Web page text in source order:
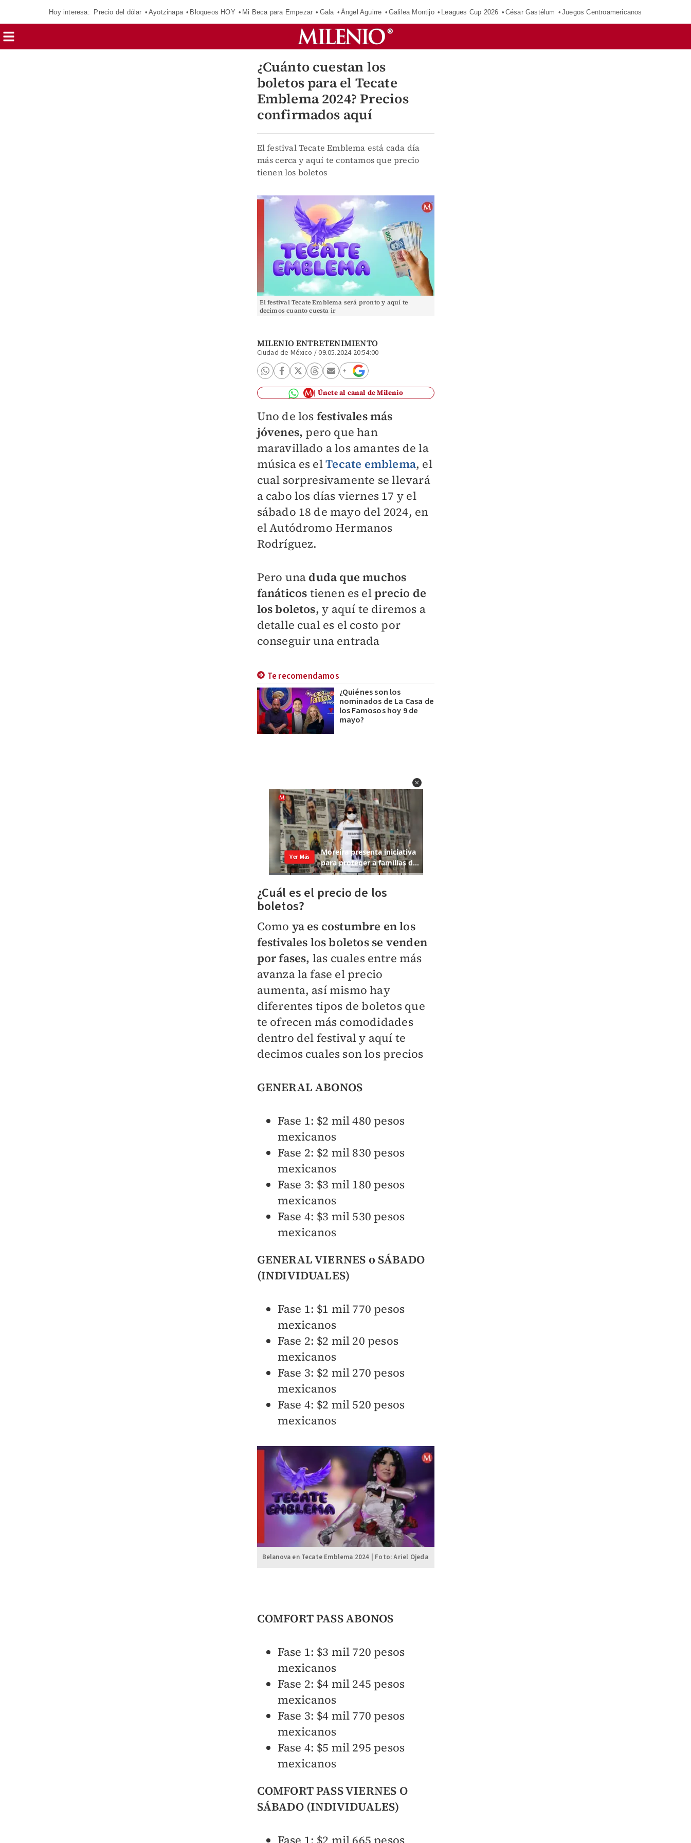
Hoy interesa: Precio del dólar Ayotzinapa Bloqueos HOY Mi Beca para Empezar Gala Ángel Aguirre Galilea Montijo Leagues Cup 2026 César Gastélum Juegos Centroamericanos
¿Cuánto cuestan los
boletos para el Tecate
Emblema 2024? Precios
confirmados aquí
El festival Tecate Emblema está cada día
más cerca y aquí te contamos que precio
tienen los boletos
El festival Tecate Emblema será pronto y aquí te
decimos cuanto cuesta ir
MILENIO ENTRETENIMIENTO
Ciudad de México /09.05.2024 20:54:00
Únete al canal de Milenio
Uno de los festivales más
jóvenes, pero que han
maravillado a los amantes de la
música es elTecate emblema, el
cual sorpresivamente se llevará
a cabo los días viernes 17 y el
sábado 18 de mayo del 2024, en
el Autódromo Hermanos
Rodríguez.
Pero una duda que muchos
fanáticos tienen es elprecio de
los boletos, y aquí te diremos a
detalle cual es el costo por
conseguir una entrada
Te recomendamos
¿Quiénes son los
nominados de La Casa de
los Famosos hoy 9 de
mayo?
¿Cuál es el precio de los
boletos?
Como ya es costumbre en los
festivales los boletos se venden
por fases, las cuales entre más
avanza la fase el precio
aumenta, así mismo hay
diferentes tipos de boletos que
te ofrecen más comodidades
dentro del festival y aquí te
decimos cuales son los precios
GENERAL ABONOS
Fase 1: $2 mil 480 pesos
mexicanos
Fase 2: $2 mil 830 pesos
mexicanos
Fase 3: $3 mil 180 pesos
mexicanos
Fase 4: $3 mil 530 pesos
mexicanos
GENERAL VIERNES o SÁBADO
(INDIVIDUALES)
Fase 1: $1 mil 770 pesos
mexicanos
Fase 2: $2 mil 20 pesos
mexicanos
Fase 3: $2 mil 270 pesos
mexicanos
Fase 4: $2 mil 520 pesos
mexicanos
Belanova en Tecate Emblema 2024 | Foto: Ariel Ojeda
COMFORT PASS ABONOS
Fase 1: $3 mil 720 pesos
mexicanos
Fase 2: $4 mil 245 pesos
mexicanos
Fase 3: $4 mil 770 pesos
mexicanos
Fase 4: $5 mil 295 pesos
mexicanos
COMFORT PASS VIERNES O
SÁBADO (INDIVIDUALES)
Fase 1: $2 mil 665 pesos